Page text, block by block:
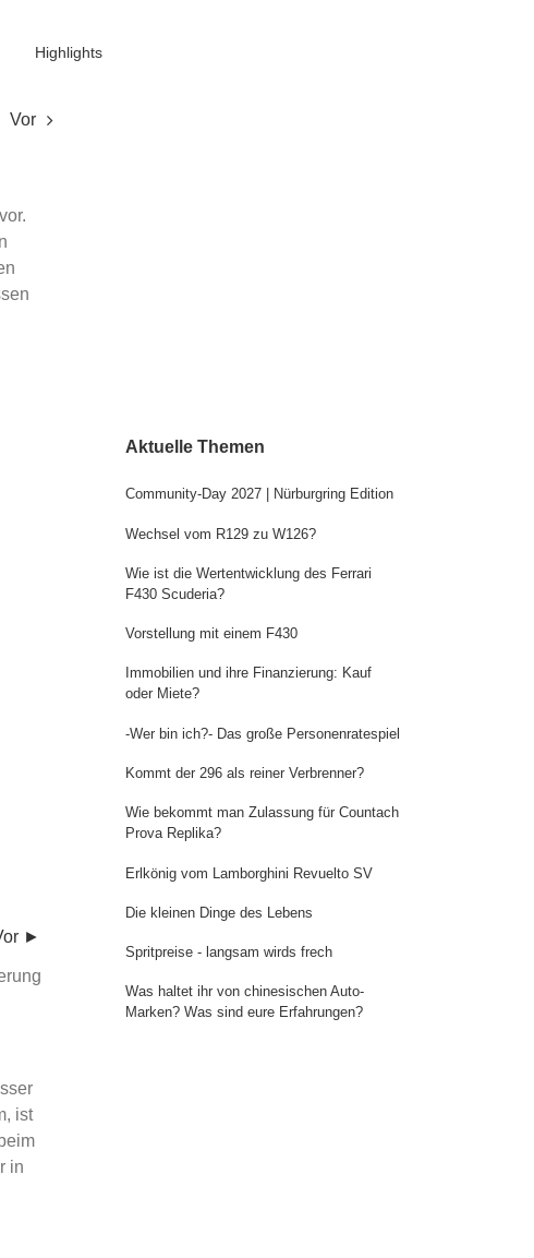
Highlights
Vor
►
ist
in
Aktuelle Themen
Community-Day 2027 | Nürburgring Edition
Wechsel vom R129 zu W126?
Wie ist die Wertentwicklung des Ferrari
F430 Scuderia?
Vorstellung mit einem F430
Immobilien und ihre Finanzierung: Kauf
oder Miete?
-Wer bin ich?- Das große Personenratespiel
Kommt der 296 als reiner Verbrenner?
Wie bekommt man Zulassung für Countach
Prova Replika?
Erlkönig vom Lamborghini Revuelto SV
Die kleinen Dinge des Lebens
Spritpreise - langsam wirds frech
Was haltet ihr von chinesischen Auto-
Marken? Was sind eure Erfahrungen?